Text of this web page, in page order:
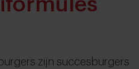
zijn succesburgers